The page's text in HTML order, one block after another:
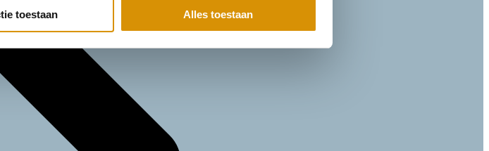
toestaan Alles toestaan